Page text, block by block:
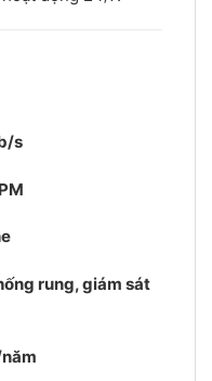
s
rung, giám sát